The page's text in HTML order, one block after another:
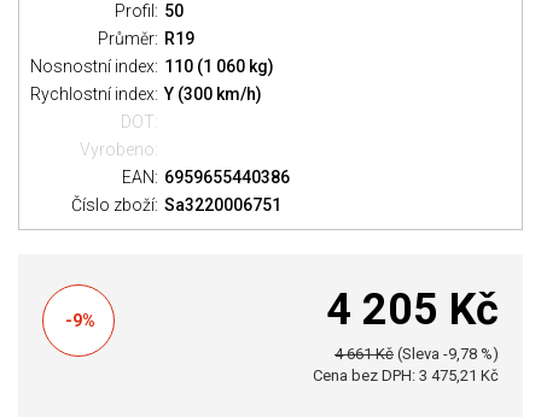
Profil: 50
Průměr: R19
Nosnostní index: 110 (1 060 kg)
Rychlostní index: Y (300 km/h)
DOT:
Vyrobeno:
EAN: 6959655440386
Číslo zboží: Sa3220006751
-9% 4 205 Kč
4 661 Kč (Sleva -9,78 %)
Cena bez DPH: 3 475,21 Kč